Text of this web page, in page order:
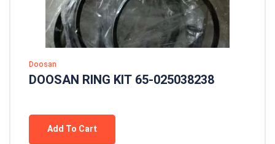
Doosan
DOOSAN RING KIT 65-025038238
Add To Cart